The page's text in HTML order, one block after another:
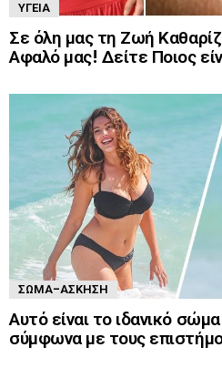
ΥΓΕΊΑ
Σε όλη μας τη Ζωή
Αφαλό μας! Δείτε Ποιος
ΣΏΜΑ-ΆΣΚΗΣΗ
Αυτό είναι το ιδανικό
σύμφωνα με τους